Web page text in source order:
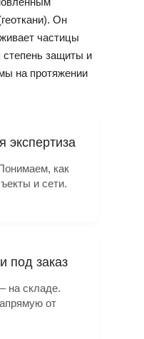
Он
частицы
степень защиты и
на протяжении
экспертиза
как
и сети.
под заказ
на складе.
от